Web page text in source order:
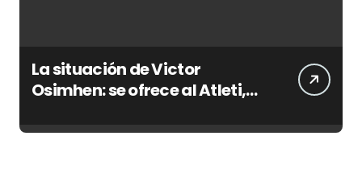
La situación de Victor
Osimhen: se ofrece al Atleti,